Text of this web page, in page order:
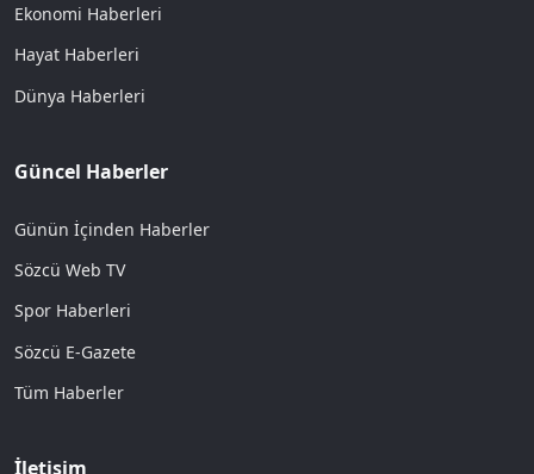
Ekonomi Haberleri
Hayat Haberleri
Dünya Haberleri
Güncel Haberler
Günün İçinden Haberler
Sözcü Web TV
Spor Haberleri
Sözcü E-Gazete
Tüm Haberler
İletişim